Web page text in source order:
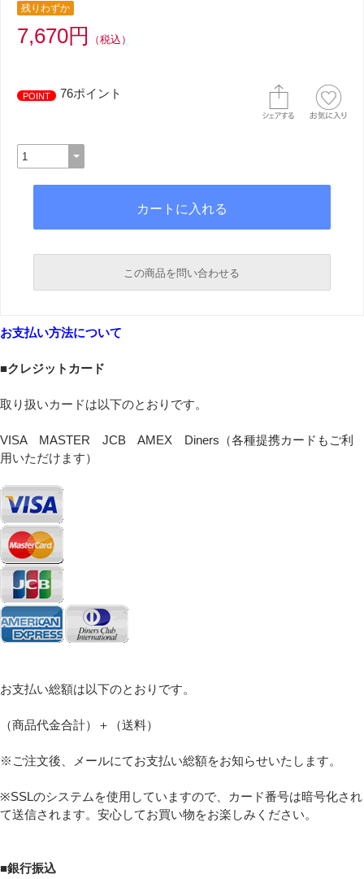
残りわずか
7,670円 （税込）
POINT 76ポイント
この商品を問い合わせる
Eメール
プライバシーポリシーを確認しました。
お支払い方法について
■クレジットカード
取り扱いカードは以下のとおりです。
VISA MASTER JCB AMEX Diners（各種提携カードもご利
用いただけます）
お支払い総額は以下のとおりです。
（商品代金合計）＋（送料）
※ご注文後、メールにてお支払い総額をお知らせいたします。
※SSLのシステムを使用していますので、カード番号は暗号化され
て送信されます。安心してお買い物をお楽しみください。
■銀行振込